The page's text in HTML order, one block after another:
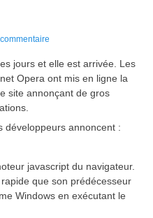
jours et elle est arrivée. Les
Opera ont mis en ligne la
site annonçant de gros
développeurs annoncent :
javascript du navigateur.
que son prédécesseur
Windows en exécutant le